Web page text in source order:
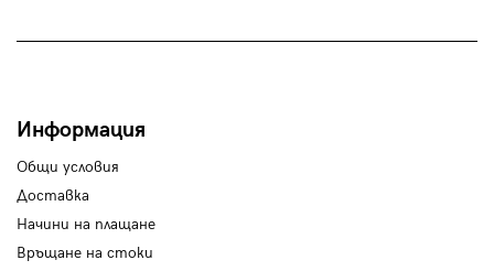
Информация
Общи условия
Доставка
Начини на плащане
Връщане на стоки